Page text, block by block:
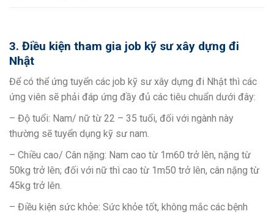
3. Điều kiện tham gia job kỹ sư xây dựng đi
Nhật
Để có thể ứng tuyển các job kỹ sư xây dựng đi Nhật thì các
ứng viên sẽ phải đáp ứng đầy đủ các tiêu chuẩn dưới đây:
– Độ tuổi: Nam/ nữ từ 22 – 35 tuổi, đối với ngành này
thường sẽ tuyển dụng kỹ sư nam.
– Chiều cao/ Cân nặng: Nam cao từ 1m60 trở lên, nặng từ
50kg trở lên; đối với nữ thì cao từ 1m50 trở lên, cân nặng từ
45kg trở lên.
– Điều kiện sức khỏe: Sức khỏe tốt, không mắc các bệnh